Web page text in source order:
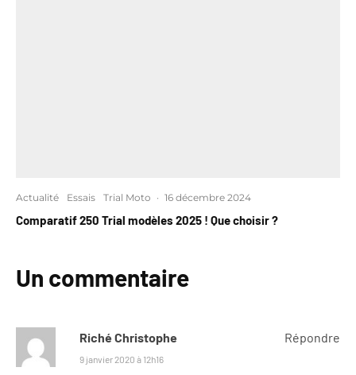
Actualité Essais Trial Moto · 16 décembre 2024
Comparatif 250 Trial modèles 2025 ! Que choisir ?
Un commentaire
Riché Christophe
9 janvier 2020 à 12h16
Répondre